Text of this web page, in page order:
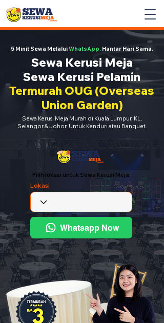
5 Minit Sewa MelaluiWhatsApp.Hantar Hari Sama.
Sewa Kerusi Meja
Sewa Kerusi Pelamin
Termurah OUG (Overseas
Union Garden)
Sewa Kerusi Meja Murah di Kuala Lumpur, KL,
Selangor & Johor. Untuk Kenduri atau Banquet.
Pilih lokasi untuk Sewa Kerusi Meja!
Lokasi
Whatsapp Now